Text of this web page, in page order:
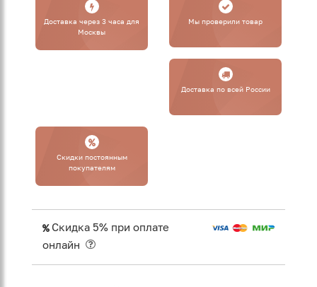
Доставка через 3 часа для
Москвы
Мы проверили товар
Доставка по всей России
Cкидки постоянным
покупателям
Скидка 5% при оплате
онлайн